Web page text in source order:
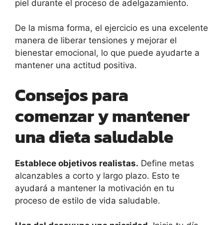
piel durante el proceso de adelgazamiento.
De la misma forma, el ejercicio es una excelente
manera de liberar tensiones y mejorar el
bienestar emocional, lo que puede ayudarte a
mantener una actitud positiva.
Consejos para
comenzar y mantener
una dieta saludable
Establece objetivos realistas. Define metas
alcanzables a corto y largo plazo. Esto te
ayudará a mantener la motivación en tu
proceso de estilo de vida saludable.